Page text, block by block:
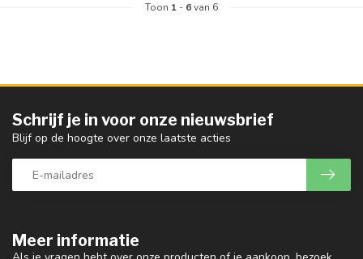
Toon 1 - 6van 6
Meer informatie
Schrijf je in voor onze nieuwsbrief
Blijf op de hoogte over onze laatste acties